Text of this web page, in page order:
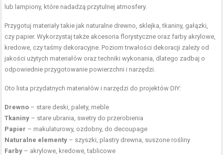
lub lampiony, które nadadzą przytulnej atmosfery.
Przygotuj materiały takie jak naturalne drewno, sklejka, tkaniny, gałązki,
czy papier. Wykorzystaj także akcesoria florystyczne oraz farby akrylowe,
kredowe, czy taśmy dekoracyjne. Poziom trwałości dekoracji zależy od
jakości użytych materiałów oraz techniki wykonania, dlatego zadbaj o
odpowiednie przygotowanie powierzchni i narzędzi.
Oto lista przydatnych materiałów i narzędzi do projektów DIY:
Drewno – stare deski, palety, meble
Tkaniny – stare ubrania, swetry do przerobienia
Papier – makulaturowy, ozdobny, do decoupage
Naturalne elementy – szyszki, plastry drewna, suszone rośliny
Farby – akrylowe, kredowe, tablicowe